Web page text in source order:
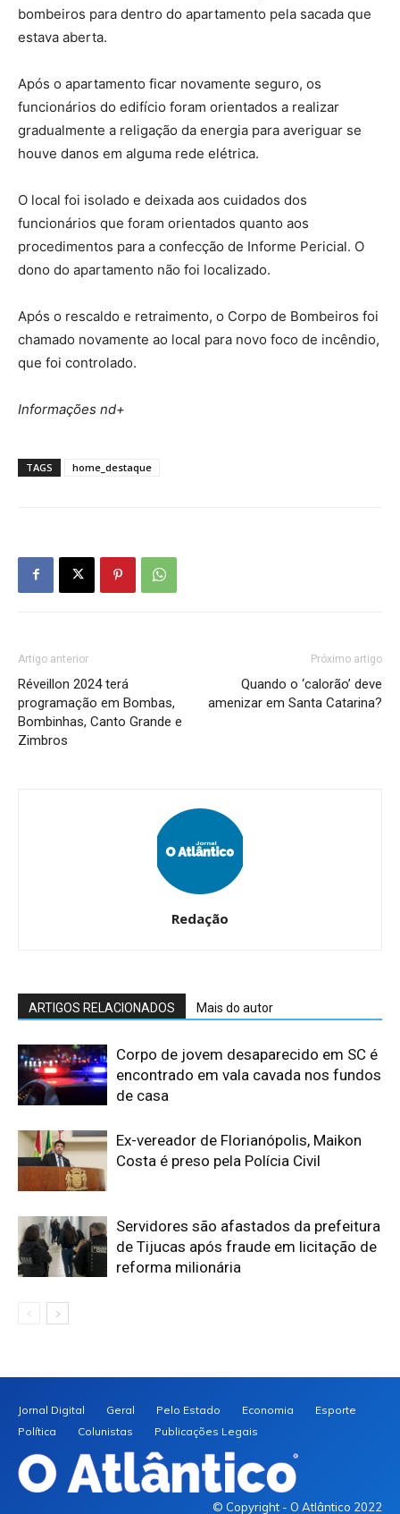
bombeiros para dentro do apartamento pela sacada que
estava aberta.
Após o apartamento ficar novamente seguro, os
funcionários do edifício foram orientados a realizar
gradualmente a religação da energia para averiguar se
houve danos em alguma rede elétrica.
O local foi isolado e deixada aos cuidados dos
funcionários que foram orientados quanto aos
procedimentos para a confecção de Informe Pericial. O
dono do apartamento não foi localizado.
Após o rescaldo e retraimento, o Corpo de Bombeiros foi
chamado novamente ao local para novo foco de incêndio,
que foi controlado.
Informações nd+
TAGS home_destaque
Artigo anterior
Réveillon 2024 terá
programação em Bombas,
Bombinhas, Canto Grande e
Zimbros
Próximo artigo
Quando o ‘calorão’ deve
amenizar em Santa Catarina?
Redação
ARTIGOS RELACIONADOS Mais do autor
Corpo de jovem desaparecido em SC é
encontrado em vala cavada nos fundos
de casa
Ex-vereador de Florianópolis, Maikon
Costa é preso pela Polícia Civil
Servidores são afastados da prefeitura
de Tijucas após fraude em licitação de
reforma milionária
Jornal Digital Geral Pelo Estado Economia
Esporte
Política
Colunistas Publicações Legais
© Copyright - O Atlântico 2022